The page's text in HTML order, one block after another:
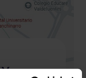
y Diagnóstico
Madrid